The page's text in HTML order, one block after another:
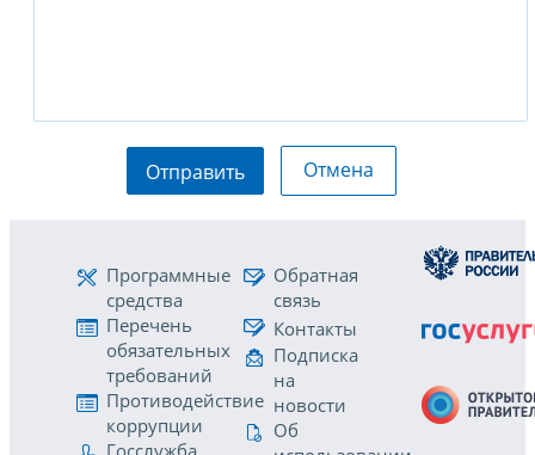
Отправить Отмена
Программные
средства
Перечень
обязательных
требований
Противодействие
коррупции
Обратная
связь
Контакты
Подписка
на
новости
Об